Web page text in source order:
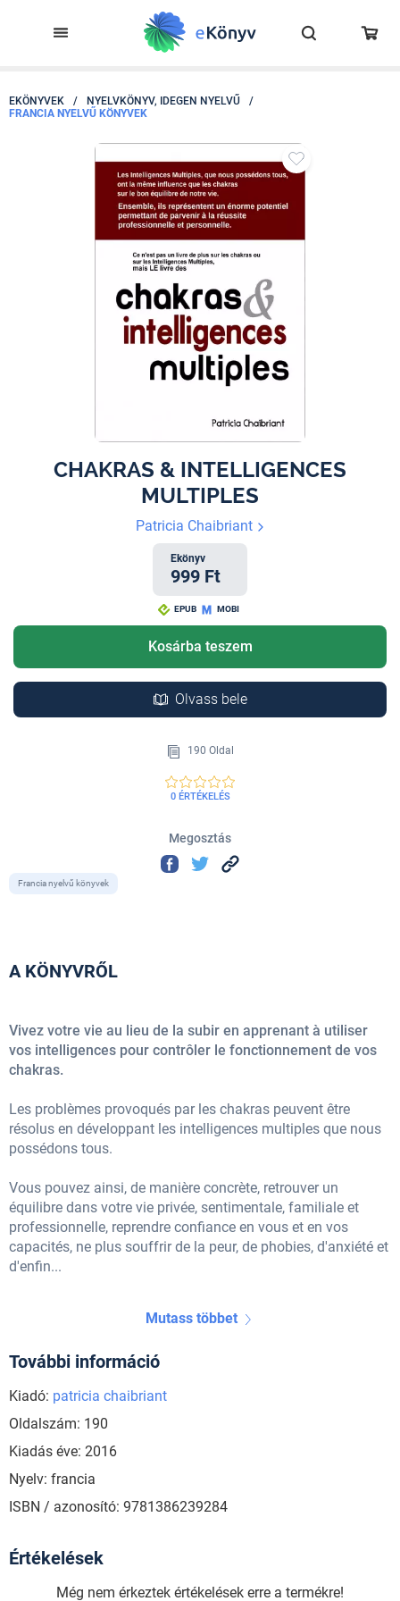
EKÖNYVEK / NYELVKÖNYV, IDEGEN NYELVŰ
/
FRANCIA NYELVŰ KÖNYVEK
CHAKRAS & INTELLIGENCES
MULTIPLES
Patricia Chaibriant
Ekönyv
999 Ft
EPUB MOBI
Kosárba teszem
Olvass bele
190 Oldal
0 ÉRTÉKELÉS
Megosztás
Francia nyelvű könyvek
A KÖNYVRŐL
Vivez votre vie au lieu de la subir en apprenant à utiliser
vos intelligences pour contrôler le fonctionnement de vos
chakras.
Les problèmes provoqués par les chakras peuvent être
résolus en développant les intelligences multiples que nous
possédons tous.
Vous pouvez ainsi, de manière concrète, retrouver un
équilibre dans votre vie privée, sentimentale, familiale et
professionnelle, reprendre confiance en vous et en vos
capacités, ne plus souffrir de la peur, de phobies, d'anxiété et
d'enfin...
Mutass többet
További információ
Kiadó: patricia chaibriant
Oldalszám: 190
Kiadás éve: 2016
Nyelv: francia
ISBN / azonosító: 9781386239284
Értékelések
Még nem érkeztek értékelések erre a termékre!